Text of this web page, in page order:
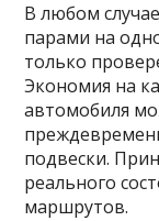
В любом
парами на
только
Экономия на
автомобиля
подвески.
реального
маршрутов.